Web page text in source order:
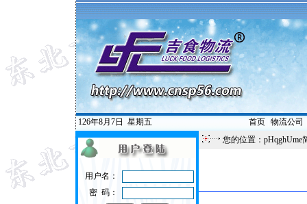
126年8月7日 星期五 首页| 物流公司
用户名：
密 码：
您的位置：pHqghUme